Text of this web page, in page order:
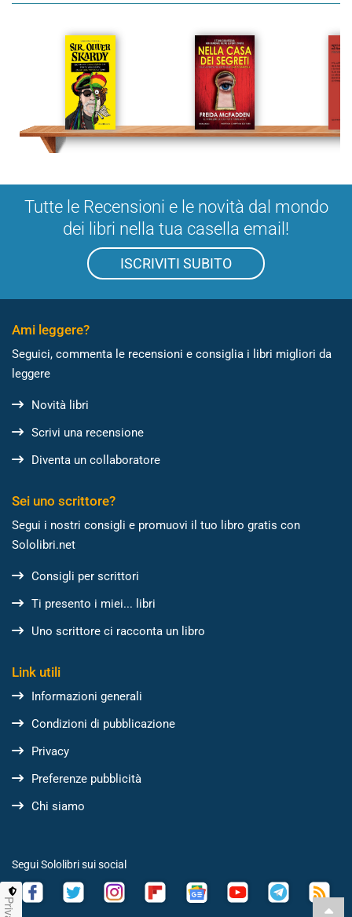
Tutte le Recensioni e le novità dal mondo
dei libri nella tua casella email!
ISCRIVITI SUBITO
Ami leggere?
Seguici, commenta le recensioni e consiglia i libri migliori da
leggere
Novità libri
Scrivi una recensione
Diventa un collaboratore
Sei uno scrittore?
Segui i nostri consigli e promuovi il tuo libro gratis con
Sololibri.net
Consigli per scrittori
Ti presento i miei... libri
Uno scrittore ci racconta un libro
Link utili
Informazioni generali
Condizioni di pubblicazione
Privacy
Preferenze pubblicità
Chi siamo
Segui Sololibri sui social